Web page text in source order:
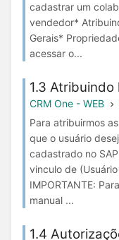
cadastrar um
vendedor*
Gerais*
acessar o...
1.3 Atribuindo
CRM One - WEB
Para atribuirmos
que o usuário
cadastrado no
vinculo de
IMPORTANTE:
manual ...
1.4